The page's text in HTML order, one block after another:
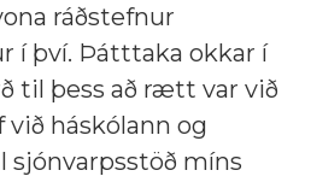
ráðstefnur
í því. Þátttaka okkar í
til þess að rætt var við
háskólann og
sjónvarpsstöð míns